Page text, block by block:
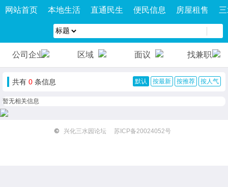
网站首页 本地生活 直通民生 便民信息 房屋租售
公司企业 区域 面议 找兼职
共有 0 条信息 默认 按最新 按推荐 按人气
暂无相关信息
© 兴化三水园论坛 苏ICP备20024052号